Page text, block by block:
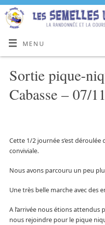
MENU
Sortie pique-
Cabasse – 07/
Cette 1/2 journée s’est
conviviale.
Nous avons parcouru un peu
Une très belle marche avec des
A l’arrivée nous étions attendus
nous rejoindre pour le pique